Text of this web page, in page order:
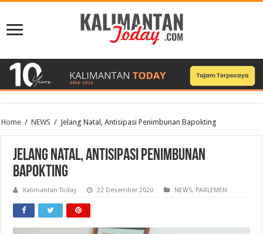
Home / NEWS / Jelang Natal, Antisipasi Penimbunan Bapokting
Jelang Natal, Antisipasi Penimbunan
Bapokting
Kalimantan Today 22 Desember 2020 NEWS, PARLEMEN